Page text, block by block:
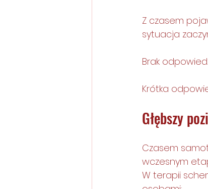
Z czasem
sytuacja
Brak
Krótka
Głębszy
Czasem
wczesnym
W terapii